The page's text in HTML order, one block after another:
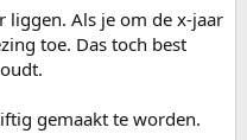
liggen. Als je om de x-jaar
toe. Das toch best
gemaakt te worden.